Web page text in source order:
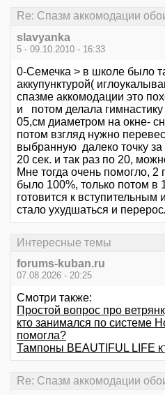
Re: Спазм аккомодации
slavyanka
5 - 09.10.2010 - 16:33
0-Семечка > в школе было
аккупунктурой(
спазме аккомодации это
и потом делала гимнастику
05,см диаметром на окне-
потом взгляд нужно
выбранную далеко точку
20 сек. и так раз по 20,
Мне тогда очень помогло, 2
было 100%, только потом в
готовится к
стало ухудшаться и
Интересные темы
forums-kuban.ru
07.08.2026 - 20:25
Смотри также:
Простой вопрос про
кто занимался по системе
помогла?
Тампоны BEAUTIFUL LIFE
Re: Спазм аккомодации